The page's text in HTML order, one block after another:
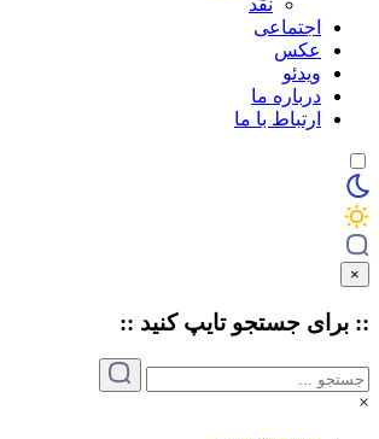
نقد
اجتماعی
عکس
ویدئو
درباره ما
ارتباط با ما
×
:: برای جستجو تایپکنید ::
×